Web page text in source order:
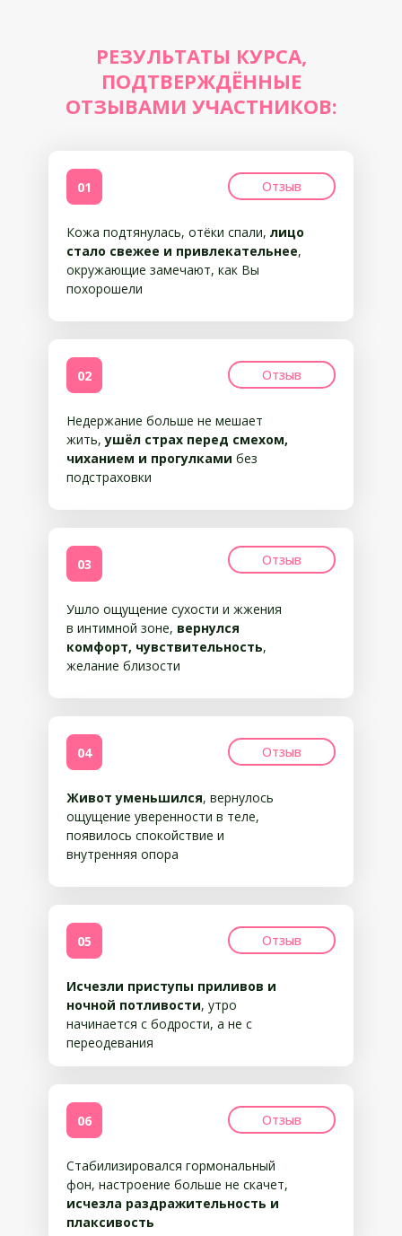
РЕЗУЛЬТАТЫ КУРСА,
ПОДТВЕРЖДЁННЫЕ
ОТЗЫВАМИ УЧАСТНИКОВ:
Кожа подтянулась, отёки спали, лицо
стало свежее и привлекательнее,
окружающие замечают, как Вы
похорошели
01
Недержание больше не мешает
жить,ушёл страх перед смехом,
чиханием и прогулками без
подстраховки
02
Ушло ощущение сухости и жжения
в интимной зоне, вернулся
комфорт, чувствительность,
желание близости
03
Живот уменьшился, вернулось
ощущение уверенности в теле,
появилось спокойствие и
внутренняя опора
04
Исчезли приступы приливов и
ночной потливости, утро
начинается с бодрости, а не с
переодевания
05
Стабилизировался гормональный
фон, настроение больше не скачет,
исчезла раздражительность и
плаксивость
06
Отзыв
Отзыв
Отзыв
Отзыв
Отзыв
Отзыв